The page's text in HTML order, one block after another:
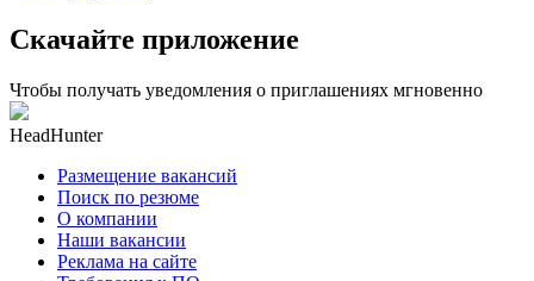
Скачайте приложение
Чтобы получать уведомления о приглашениях мгновенно
HeadHunter
Размещение вакансий
Поиск по резюме
О компании
Наши вакансии
Реклама на сайте